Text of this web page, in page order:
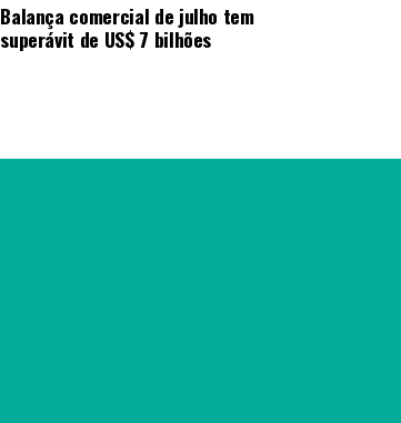
Balança comercial de julho tem
superávit de US$ 7 bilhões